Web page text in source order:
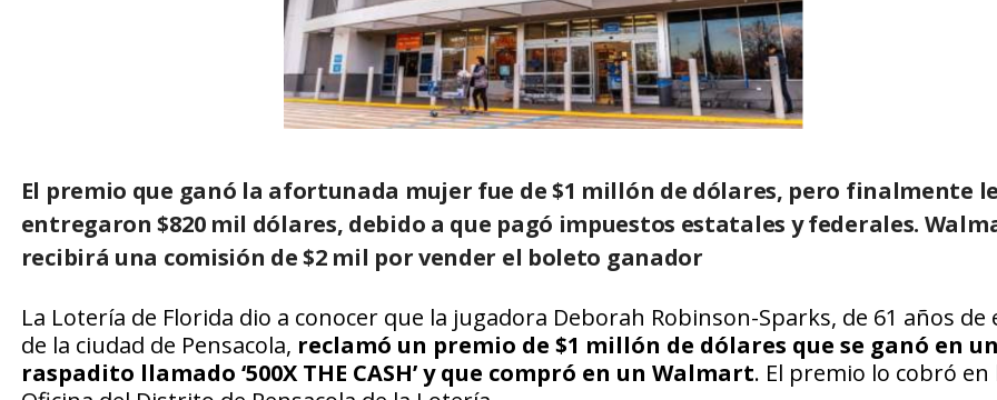
El premio que ganó la afortunada mujer fue de $1 millón de dólares, pero finalmente le
entregaron $820 mil dólares, debido a que pagó impuestos estatales y federales.
recibirá una comisión de $2 mil por vender el boleto ganador
La Lotería de Florida dio a conocer que la jugadora Deborah Robinson-Sparks, de 61 años de
de la ciudad de Pensacola, reclamó un premio de $1 millón de dólares que se ganó en un
raspadito llamado ‘500X THE CASH’ y que compró en un Walmart. El premio lo cobró en